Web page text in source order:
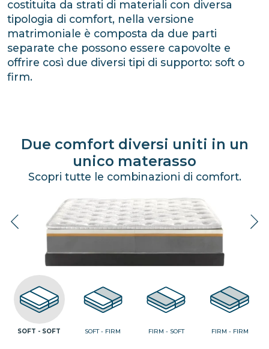
costituita da strati di materiali con diversa
tipologia di comfort, nella versione
matrimoniale è composta da due parti
separate che possono essere capovolte e
offrire così due diversi tipi di supporto: soft o
firm.
Due comfort diversi uniti in un
unico materasso
Scopri tutte le combinazioni di comfort.
Precedente
SOFT - SOFT SOFT - FIRM FIRM - SOFT FIRM - FIRM